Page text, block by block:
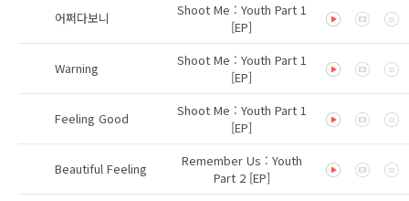
어쩌다보니
Shoot Me : Youth Part 1
[EP]
Warning
Shoot Me : Youth Part 1
[EP]
Feeling Good
Shoot Me : Youth Part 1
[EP]
Beautiful Feeling
Remember Us : Youth
Part 2 [EP]